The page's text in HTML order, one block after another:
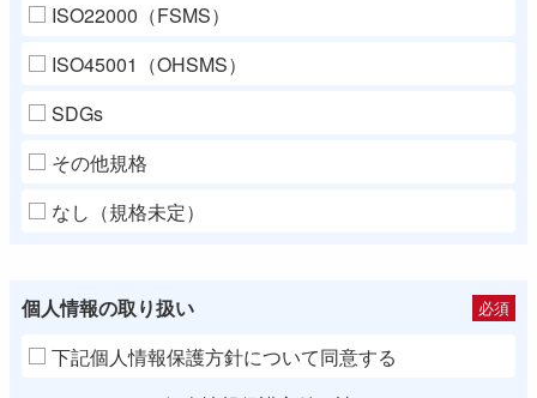
ISO22000（FSMS）
ISO45001（OHSMS）
SDGs
その他規格
なし（規格未定）
個人情報の取り扱い 必須
下記個人情報保護方針について同意する